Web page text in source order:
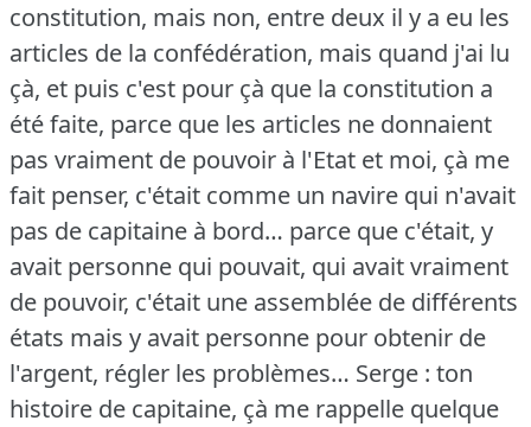
constitution, mais non, entre deux il y a eu les
articles de la confédération, mais quand j'ai lu
çà, et puis c'est pour çà que la constitution a
été faite, parce que les articles ne donnaient
pas vraiment de pouvoir à l'Etat et moi, çà me
fait penser, c'était comme un navire qui n'avait
pas de capitaine à bord… parce que c'était, y
avait personne qui pouvait, qui avait vraiment
de pouvoir, c'était une assemblée de différents
états mais y avait personne pour obtenir de
l'argent, régler les problèmes… Serge : ton
histoire de capitaine, çà me rappelle quelque